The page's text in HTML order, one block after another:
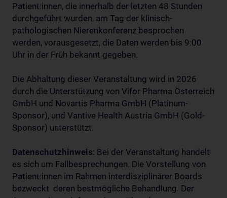
Patient:innen, die innerhalb der letzten 48 Stunden
durchgeführt wurden, am Tag der klinisch-
pathologischen Nierenkonferenz besprochen
werden, vorausgesetzt, die Daten werden bis 9:00
Uhr in der Früh bekannt gegeben.
Die Abhaltung dieser Veranstaltung wird in 2026
durch die Unterstützung von Vifor Pharma Österreich
GmbH und Novartis Pharma GmbH (Platinum-
Sponsor), und Vantive Health Austria GmbH (Gold-
Sponsor) unterstützt.
Datenschutzhinweis: Bei der Veranstaltung handelt
es sich um Fallbesprechungen. Die Vorstellung von
Patient:innen im Rahmen interdisziplinärer Boards
bezweckt deren bestmögliche Behandlung. Der